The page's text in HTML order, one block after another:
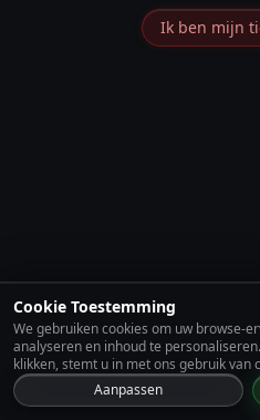
Ik ben mijn
Cookie Toestemming
We gebruiken cookies om uw browse-
analyseren en inhoud te
klikken, stemt u in met ons gebruik van
Aanpassen